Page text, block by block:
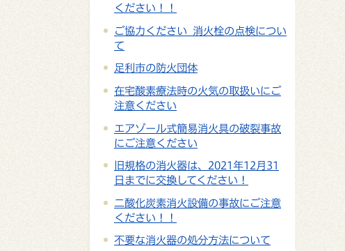
ください！！
ご協力ください 消火栓の点検につい
て
足利市の防火団体
在宅酸素療法時の火気の取扱いにご
注意ください
エアゾール式簡易消火具の破裂事故
にご注意ください
旧規格の消火器は、2021年12月31
日までに交換してください！
二酸化炭素消火設備の事故にご注意
ください！！
不要な消火器の処分方法について